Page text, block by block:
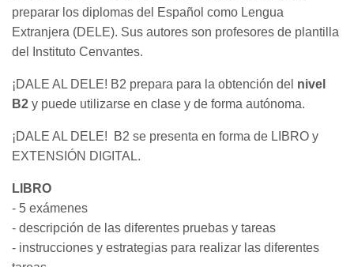
preparar los diplomas del Español como Lengua
Extranjera (DELE). Sus autores son profesores de plantilla
del Instituto Cenvantes.
¡DALE AL DELE! B2 prepara para la obtención del nivel
B2 y puede utilizarse en clase y de forma autónoma.
¡DALE AL DELE! B2 se presenta en forma de LIBRO y
EXTENSIÓN DIGITAL.
LIBRO
- 5 exámenes
- descripción de las diferentes pruebas y tareas
- instrucciones y estrategias para realizar las diferentes